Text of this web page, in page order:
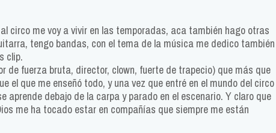
circo me voy a vivir en las temporadas, aca también hago otras
tengo bandas, con el tema de la música me dedico también
clip.
de fuerza bruta, director, clown, fuerte de trapecio) que más que
el que me enseñó todo, y una vez que entré en el mundo del circo
aprende debajo de la carpa y parado en el escenario. Y claro que
me ha tocado estar en compañías que siempre me están